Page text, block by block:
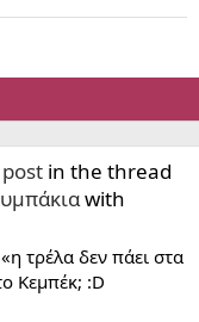
post in the thread
with
τρέλα δεν πάει στα
Κεμπέκ; :D